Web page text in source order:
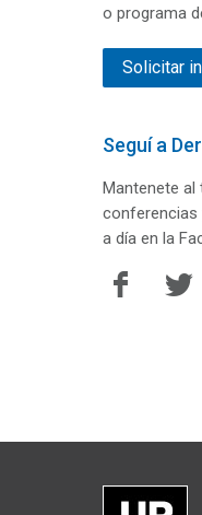
o programa
Solicitar
Seguí a
Mantenete al
conferencias
a día en la